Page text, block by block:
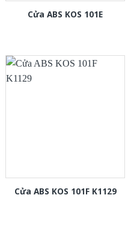
Cửa ABS KOS 101E
Cửa ABS KOS 101F K1129